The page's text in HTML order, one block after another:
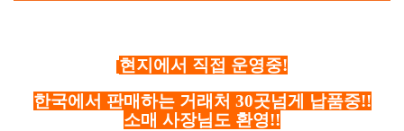
현지에서 직접 운영중!
한국에서 판매하는 거래처 30곳넘게 납품중!!
소매 사장님도 환영!!